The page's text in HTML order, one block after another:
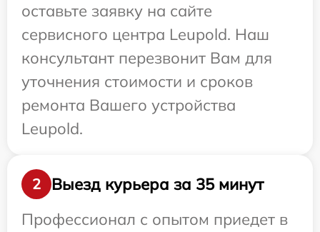
оставьте заявку на сайте
сервисного центра Leupold. Наш
консультант перезвонит Вам для
уточнения стоимости и сроков
ремонта Вашего устройства
Leupold.
2
Выезд курьера за 35 минут
Профессионал с опытом приедет в